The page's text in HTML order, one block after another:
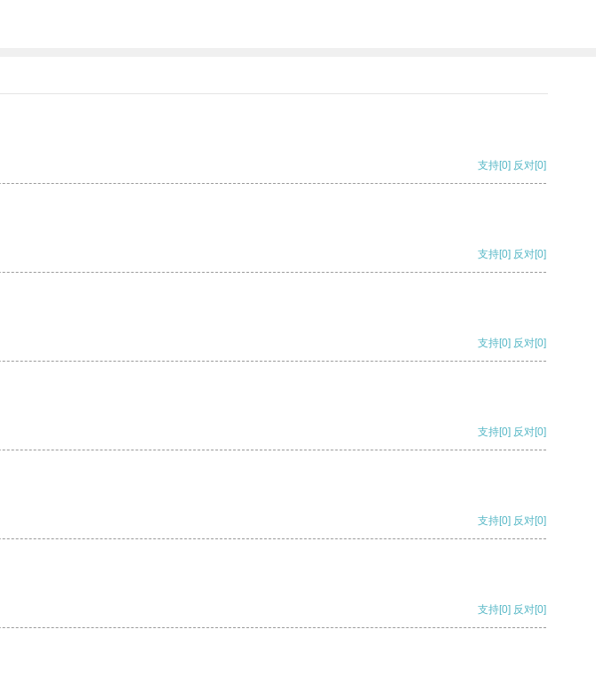
支持[0] 反对[0]
支持[0] 反对[0]
支持[0] 反对[0]
支持[0] 反对[0]
支持[0] 反对[0]
支持[0] 反对[0]